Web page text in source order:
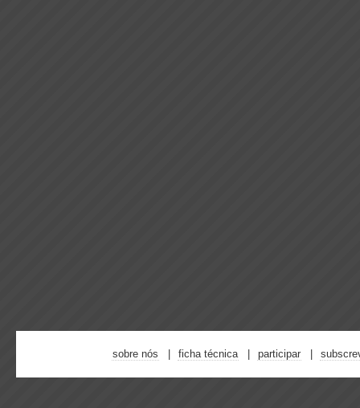
sobre nós ficha técnica participar